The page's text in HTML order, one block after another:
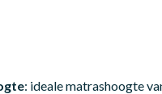
: ideale matrashoogte